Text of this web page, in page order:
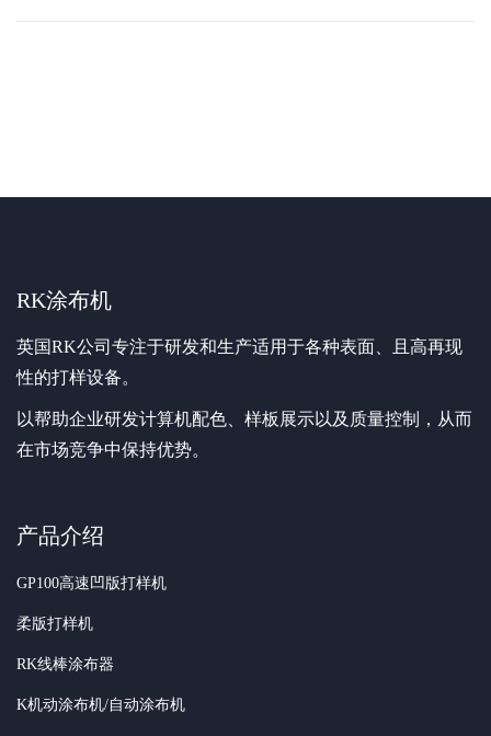
RK涂布机
英国RK公司专注于研发和生产适用于各种表面、且高再现
性的打样设备。
以帮助企业研发计算机配色、样板展示以及质量控制，从而
在市场竞争中保持优势。
产品介绍
GP100高速凹版打样机
柔版打样机
RK线棒涂布器
K机动涂布机/自动涂布机